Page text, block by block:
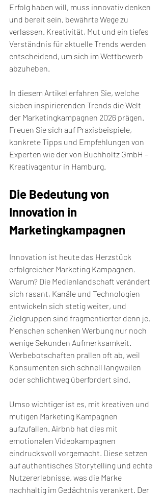
Erfolg haben will, muss innovativ denken
und bereit sein, bewährte Wege zu
verlassen. Kreativität, Mut und ein tiefes
Verständnis für aktuelle Trends werden
entscheidend, um sich im Wettbewerb
abzuheben.
In diesem Artikel erfahren Sie, welche
sieben inspirierenden Trends die Welt
der Marketingkampagnen 2026 prägen.
Freuen Sie sich auf Praxisbeispiele,
konkrete Tipps und Empfehlungen von
Experten wie der von Buchholtz GmbH –
Kreativagentur in Hamburg.
Die Bedeutung von
Innovation in
Marketingkampagnen
Innovation ist heute das Herzstück
erfolgreicher Marketing Kampagnen.
Warum? Die Medienlandschaft verändert
sich rasant, Kanäle und Technologien
entwickeln sich stetig weiter, und
Zielgruppen sind fragmentierter denn je.
Menschen schenken Werbung nur noch
wenige Sekunden Aufmerksamkeit.
Werbebotschaften prallen oft ab, weil
Konsumenten sich schnell langweilen
oder schlichtweg überfordert sind.
Umso wichtiger ist es, mit kreativen und
mutigen Marketing Kampagnen
aufzufallen. Airbnb hat dies mit
emotionalen Videokampagnen
eindrucksvoll vorgemacht. Diese setzen
auf authentisches Storytelling und echte
Nutzererlebnisse, was die Marke
nachhaltig im Gedächtnis verankert. Der